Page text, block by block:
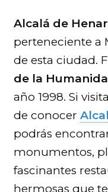
Alcalá de
perteneciente a
de esta ciudad.
de la
año 1998. Si
de conocer
podrás
monumentos,
fascinantes
hermosas que